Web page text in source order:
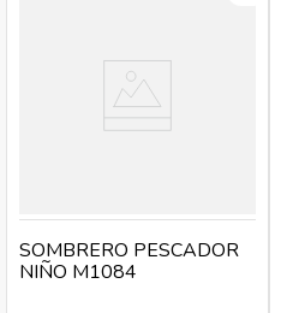
SOMBRERO PESCADOR
NIÑO M1084